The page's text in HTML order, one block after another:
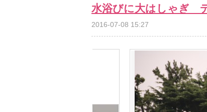
水浴びに大はしゃぎ
2016-07-08 15:27